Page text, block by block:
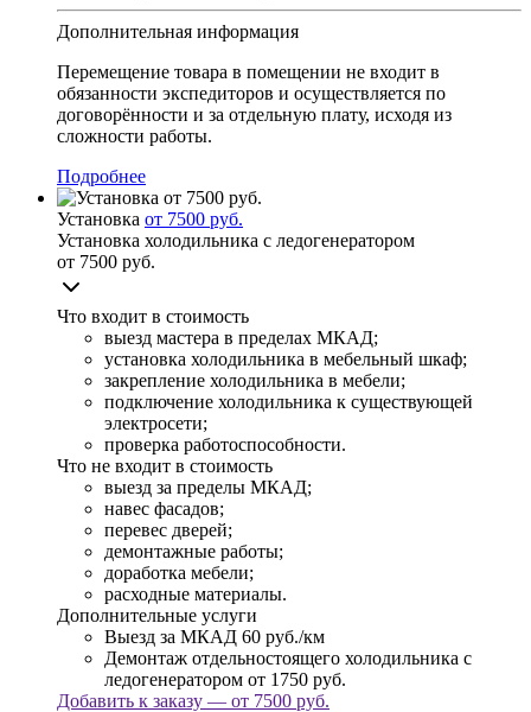
Дополнительная информация
Перемещение товара в помещении не входит в
обязанности экспедиторов и осуществляется по
договорённости и за отдельную плату, исходя из
сложности работы.
Подробнее
Установка от 7500 руб.
Установка холодильника с ледогенератором
от 7500 руб.
Что входит в стоимость
выезд мастера в пределах МКАД;
установка холодильника в мебельный шкаф;
закрепление холодильника в мебели;
подключение холодильника к существующей
электросети;
проверка работоспособности.
Что не входит в стоимость
выезд за пределы МКАД;
навес фасадов;
перевес дверей;
демонтажные работы;
доработка мебели;
расходные материалы.
Дополнительные услуги
Выезд за МКАД 60 руб./км
Демонтаж отдельностоящего холодильника с
ледогенератором от 1750 руб.
Добавить к заказу — от 7500 руб.